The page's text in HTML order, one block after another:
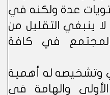
عدة ولكنه في
لا ينبغي التقليل من
في كافة
وتشخيصه له أهمية
والهامة في